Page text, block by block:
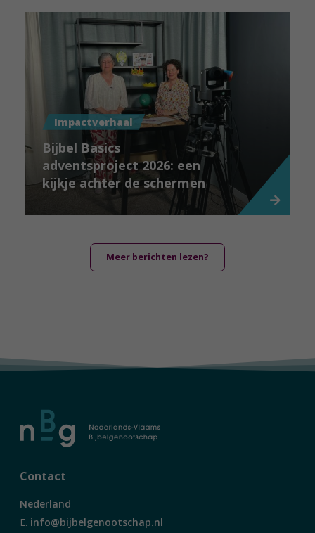
Impactverhaal
Bijbel Basics
adventsproject 2026: een
kijkje achter de schermen
Meer berichten lezen?
Contact
Nederland
E. info@bijbelgenootschap.nl